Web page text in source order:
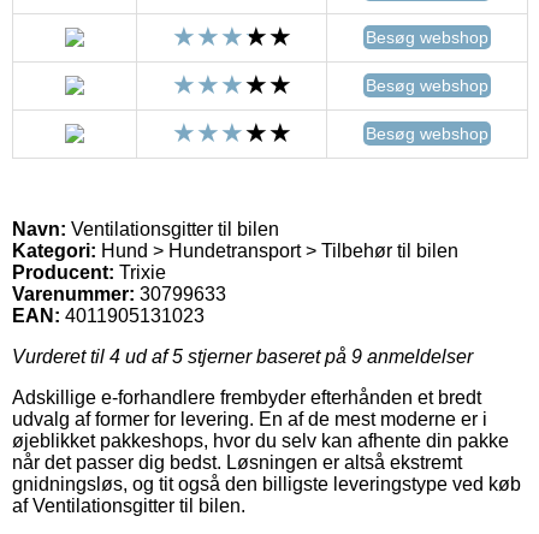
Besøg webshop
Besøg webshop
Besøg webshop
Navn: Ventilationsgitter til bilen
Kategori: Hund > Hundetransport > Tilbehør til bilen
Producent: Trixie
Varenummer: 30799633
EAN: 4011905131023
Vurderet til 4 ud af 5 stjerner baseret på 9 anmeldelser
Adskillige e-forhandlere frembyder efterhånden et bredt
udvalg af former for levering. En af de mest moderne er i
øjeblikket pakkeshops, hvor du selv kan afhente din pakke
når det passer dig bedst. Løsningen er altså ekstremt
gnidningsløs, og tit også den billigste leveringstype ved køb
af Ventilationsgitter til bilen.